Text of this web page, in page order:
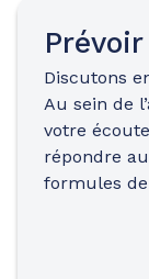
Discutons
Au sein de
votre
répondre
formules de